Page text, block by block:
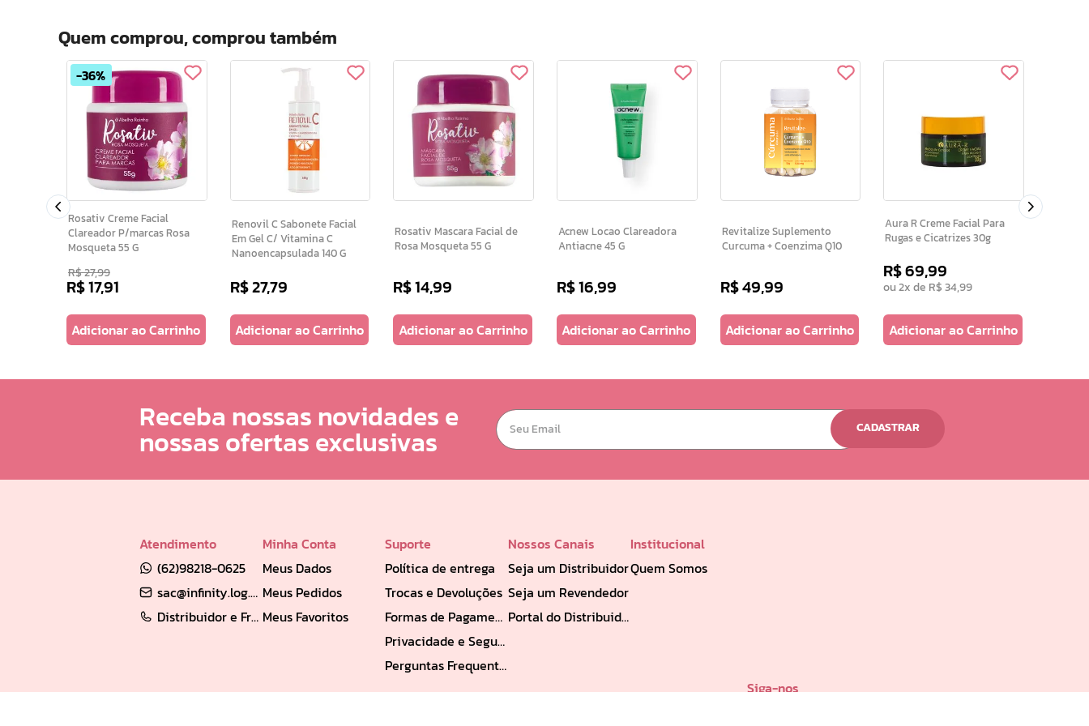
Quem comprou, comprou também
36%
Rosativ Creme Facial
Clareador P/marcas Rosa
Mosqueta 55 G
R$27,99
R$17,91
Adicionar ao Carrinho
Renovil C Sabonete Facial
Em Gel C/ Vitamina C
Nanoencapsulada 140 G
R$27,79
Adicionar ao Carrinho
Rosativ Mascara Facial de
Rosa Mosqueta 55 G
R$14,99
Adicionar ao Carrinho
Acnew Locao Clareadora
Antiacne 45 G
R$16,99
Adicionar ao Carrinho
Revitalize Suplemento
Curcuma + Coenzima Q10
R$49,99
Adicionar ao Carrinho
Aura R Creme Facial Para
Rugas e Cicatrizes 30g
R$69,99
ou2x de R$ 34,99
Adicionar ao Carrinho
Receba nossas novidades e
nossas ofertas exclusivas CADASTRAR
Atendimento
(62)98218-0625
sac@infinity.log.br
Distribuidor e Franqueado: (62) 98189-0213
Minha Conta
Meus Dados
Meus Pedidos
Meus Favoritos
Suporte
Política de entrega
Trocas e Devoluções
Formas de Pagamento
Privacidade e Segurança
Perguntas Frequentes
Nossos Canais
Seja um Distribuidor
Seja um Revendedor
Portal do Distribuidor
Institucional
Quem Somos
Siga-nos